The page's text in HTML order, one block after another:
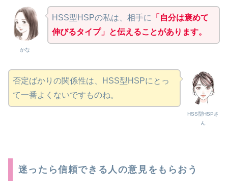
かな
HSS型HSPの私は、相手に 「自分は褒めて
伸びるタイプ」と伝えることがあります。
HSS型HSPさ
ん
否定ばかりの関係性は、HSS型HSPにとっ
て一番よくないですものね。
迷ったら信頼できる人の意見をもらおう